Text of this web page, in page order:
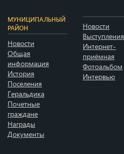
МУНИЦИПАЛЬНЫЙ
РАЙОН
Новости
Общая
информация
История
Поселения
Геральдика
Почетные
граждане
Награды
Документы
Новости
Выступления
Интернет-
приёмная
Фотоальбом
Интервью